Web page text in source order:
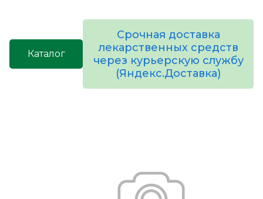
Каталог
Срочная доставка
лекарственных средств
через курьерскую службу
(Яндекс.Доставка)